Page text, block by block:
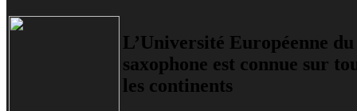
L’Université Européenne du
saxophone est connue sur
les continents